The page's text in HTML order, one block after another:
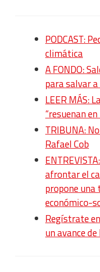
PODCAST:
climática
A FONDO:
para salvar
LEER MÁS:
“resuenan
TRIBUNA:
Rafael Cob
afrontar el
propone
económico-
Regístrate
un avance